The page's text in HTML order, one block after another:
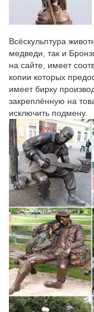
Всёскульптура
медведи, так и
на сайте, имеет
копии которых
имеет бирку
закреплённую на
исключить подмену.